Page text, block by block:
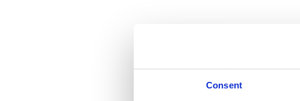
Consent